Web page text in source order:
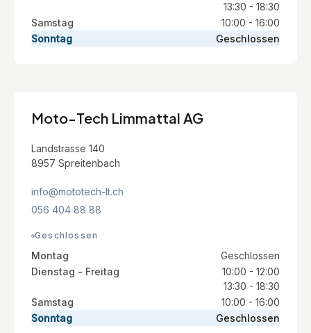
13:30 - 18:30
Samstag
10:00 - 16:00
Sonntag
Geschlossen
Moto-Tech Limmattal AG
Landstrasse 140
8957 Spreitenbach
info@mototech-lt.ch
056 404 88 88
Geschlossen
Montag
Geschlossen
Dienstag - Freitag
10:00 - 12:00
13:30 - 18:30
Samstag
10:00 - 16:00
Sonntag
Geschlossen